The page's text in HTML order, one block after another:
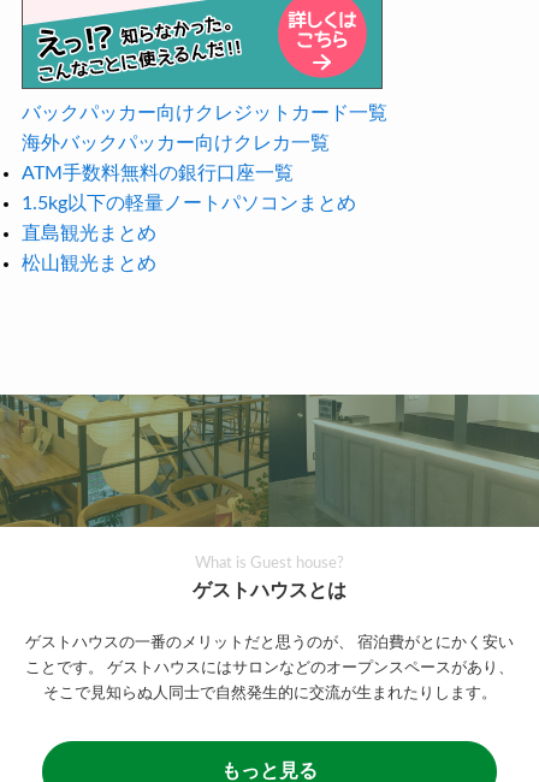
バックパッカー向けクレジットカード一覧
海外バックパッカー向けクレカ一覧
ATM手数料無料の銀行口座一覧
1.5kg以下の軽量ノートパソコンまとめ
直島観光まとめ
松山観光まとめ
What is Guest house?
ゲストハウスとは
ゲストハウスの一番のメリットだと思うのが、
宿泊費がとにかく安い
ことです。
ゲストハウスにはサロンなどのオープンスペースがあり、
そこで見知らぬ人同士で自然発生的に交流が生まれたりします。
もっと見る